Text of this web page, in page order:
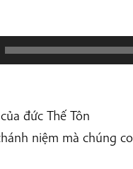
đức Thế Tôn
niệm mà chúng